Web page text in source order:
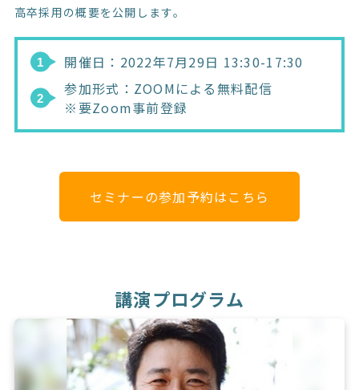
高卒採用の概要を公開します。
開催日：2022年7月29日 13:30-17:30
参加形式：ZOOMによる無料配信
※要Zoom事前登録
セミナーの参加予約はこちら
講演プログラム